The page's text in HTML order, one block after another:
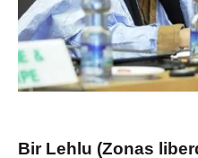
Bir Lehlu (Zonas